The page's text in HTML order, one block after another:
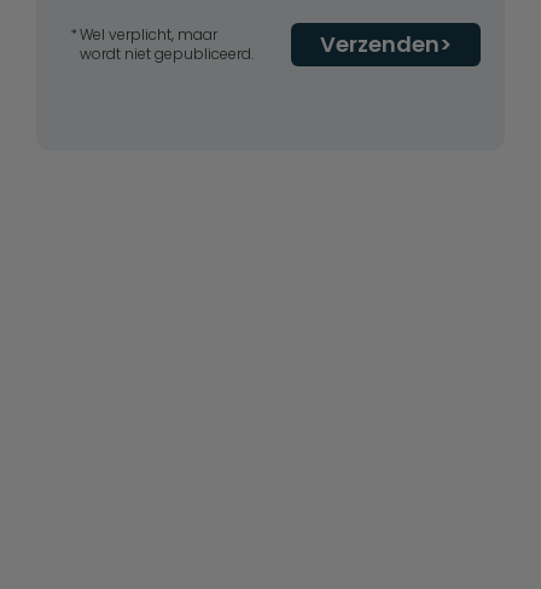
Verzenden
Wel verplicht, maar
wordt niet gepubliceerd.